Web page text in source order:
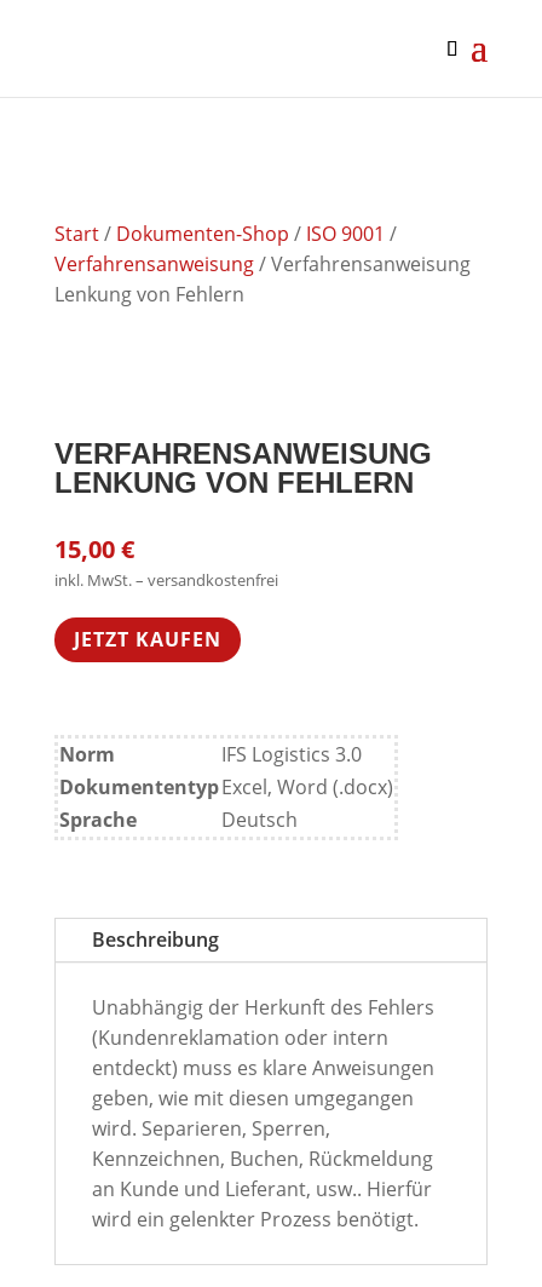
Start/ Dokumenten-Shop / ISO 9001 /
Verfahrensanweisung/ Verfahrensanweisung
Lenkung von Fehlern
VERFAHRENSANWEISUNG
LENKUNG VON FEHLERN
15,00€
inkl. MwSt. – versandkostenfrei
JETZT KAUFEN
Norm
IFS Logistics 3.0
DokumententypExcel, Word (.docx)
Sprache
Deutsch
Beschreibung
Unabhängig der Herkunft des Fehlers
(Kundenreklamation oder intern
entdeckt) muss es klare Anweisungen
geben, wie mit diesen umgegangen
wird. Separieren, Sperren,
Kennzeichnen, Buchen, Rückmeldung
an Kunde und Lieferant, usw.. Hierfür
wird ein gelenkter Prozess benötigt.